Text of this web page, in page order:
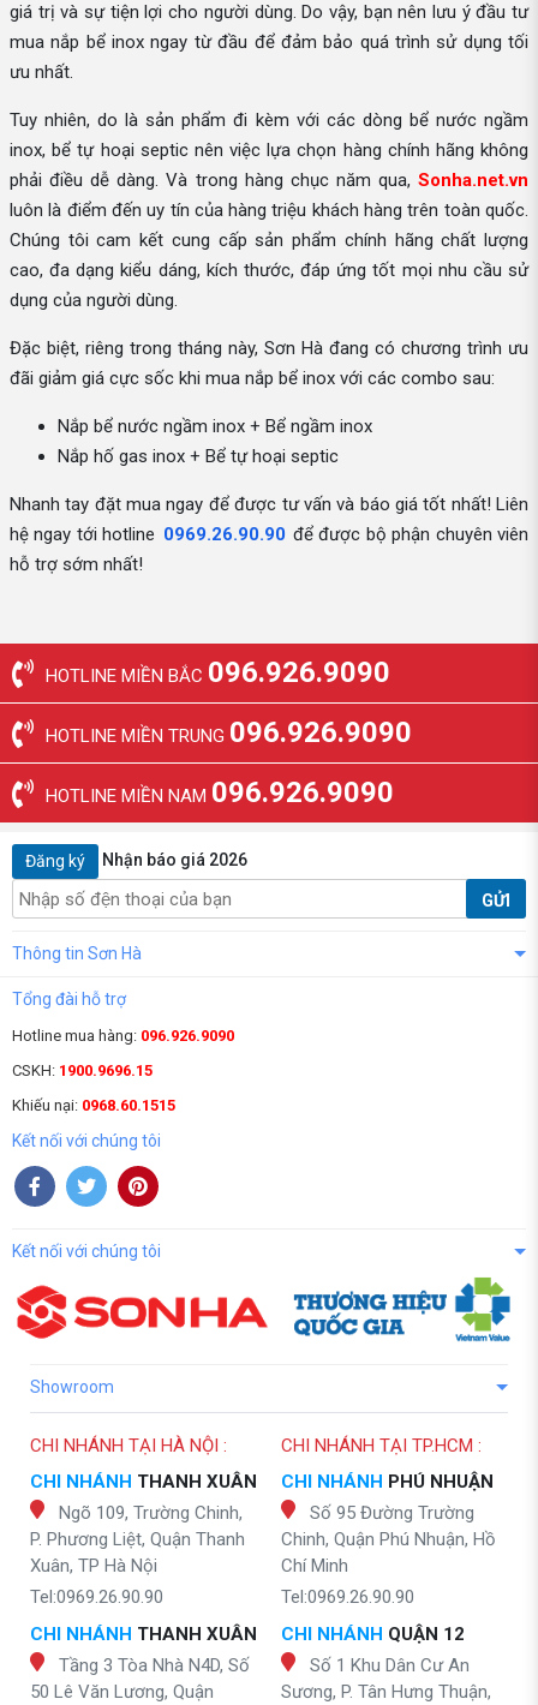
giá trị và sự tiện lợi cho người dùng. Do vậy, bạn nên lưu ý đầu tư
mua nắp bể inox ngay từ đầu để đảm bảo quá trình sử dụng tối
ưu nhất.
Tuy nhiên, do là sản phẩm đi kèm với các dòng bể nước ngầm
inox, bể tự hoại septic nên việc lựa chọn hàng chính hãng không
phải điều dễ dàng. Và trong hàng chục năm qua, Sonha.net.vn
luôn là điểm đến uy tín của hàng triệu khách hàng trên toàn quốc.
Chúng tôi cam kết cung cấp sản phẩm chính hãng chất lượng
cao, đa dạng kiểu dáng, kích thước, đáp ứng tốt mọi nhu cầu sử
dụng của người dùng.
Đặc biệt, riêng trong tháng này, Sơn Hà đang có chương trình ưu
đãi giảm giá cực sốc khi mua nắp bể inox với các combo sau:
Nắp bể nước ngầm inox + Bể ngầm inox
Nắp hố gas inox + Bể tự hoại septic
Nhanh tay đặt mua ngay để được tư vấn và báo giá tốt nhất! Liên
hệ ngay tới hotline 0969.26.90.90 để được bộ phận chuyên viên
hỗ trợ sớm nhất!
HOTLINE MIỀN BẮC 096.926.9090
HOTLINE MIỀN TRUNG 096.926.9090
HOTLINE MIỀN NAM 096.926.9090
Đăng ký Nhận báo giá 2026
GỬI
Thông tin Sơn Hà
Tổng đài hỗ trợ
Hotline mua hàng: 096.926.9090
CSKH: 1900.9696.15
Khiếu nại: 0968.60.1515
Kết nối với chúng tôi
Kết nối với chúng tôi
Showroom
CHI NHÁNH TẠI HÀ NỘI :
CHI NHÁNH THANH XUÂN
Ngõ 109, Trường Chinh,
P. Phương Liệt, Quận Thanh
Xuân, TP Hà Nội
Tel:0969.26.90.90
CHI NHÁNH THANH XUÂN
Tầng 3 Tòa Nhà N4D, Số
50 Lê Văn Lương, Quận
CHI NHÁNH TẠI TP.HCM :
CHI NHÁNH PHÚ NHUẬN
Số 95 Đường Trường
Chinh, Quận Phú Nhuận, Hồ
Chí Minh
Tel:0969.26.90.90
CHI NHÁNH QUẬN 12
Số 1 Khu Dân Cư An
Sương, P. Tân Hưng Thuận,